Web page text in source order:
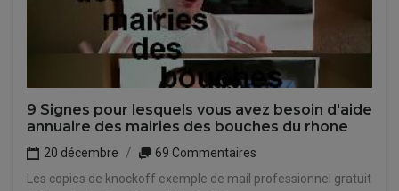
9 Signes pour lesquels vous avez besoin d'aide
annuaire des mairies des bouches du rhone
20 décembre
69 Commentaires
Les copies de knockoff exemple de mail professionnel gratuit